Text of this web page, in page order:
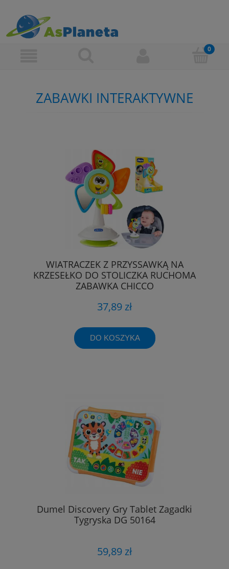
ZABAWKI INTERAKTYWNE
WIATRACZEK Z PRZYSSAWKĄ NA
KRZESEŁKO DO STOLICZKA RUCHOMA
ZABAWKA CHICCO
37,89 zł
DO KOSZYKA
Dumel Discovery Gry Tablet Zagadki
Tygryska DG 50164
59,89 zł